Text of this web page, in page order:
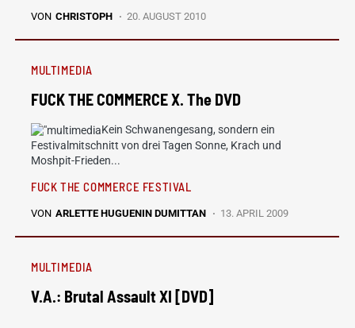
VON CHRISTOPH 20. AUGUST 2010
MULTIMEDIA
FUCK THE COMMERCE X. The DVD
Kein Schwanengesang, sondern ein
Festivalmitschnitt von drei Tagen Sonne, Krach und
Moshpit-Frieden...
FUCK THE COMMERCE FESTIVAL
VON ARLETTE HUGUENIN DUMITTAN 13. APRIL 2009
MULTIMEDIA
V.A.: Brutal Assault XI [DVD]